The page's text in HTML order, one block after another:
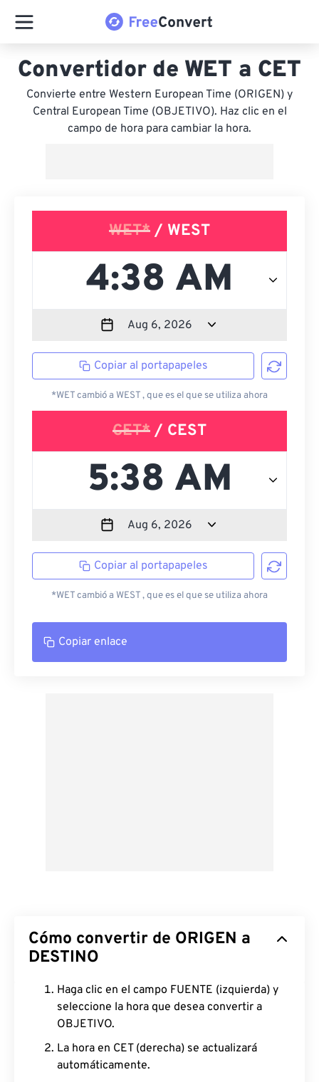
Convertidor de WET a CET
Convierte entre Western European Time (ORIGEN) y
Central European Time (OBJETIVO). Haz clic en el
campo de hora para cambiar la hora.
WET* / WEST
Copiar al portapapeles
*WET cambió a WEST , que es el que se utiliza ahora
CET* / CEST
Copiar al portapapeles
*WET cambió a WEST , que es el que se utiliza ahora
Copiar enlace
Cómo convertir de ORIGEN a
DESTINO
Haga clic en el campo FUENTE (izquierda) y
seleccione la hora que desea convertir a
OBJETIVO.
La hora en CET (derecha) se actualizará
automáticamente.